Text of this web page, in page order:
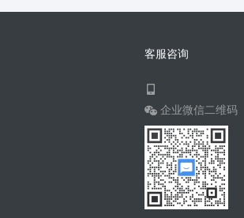
客服咨询
企业微信二维码